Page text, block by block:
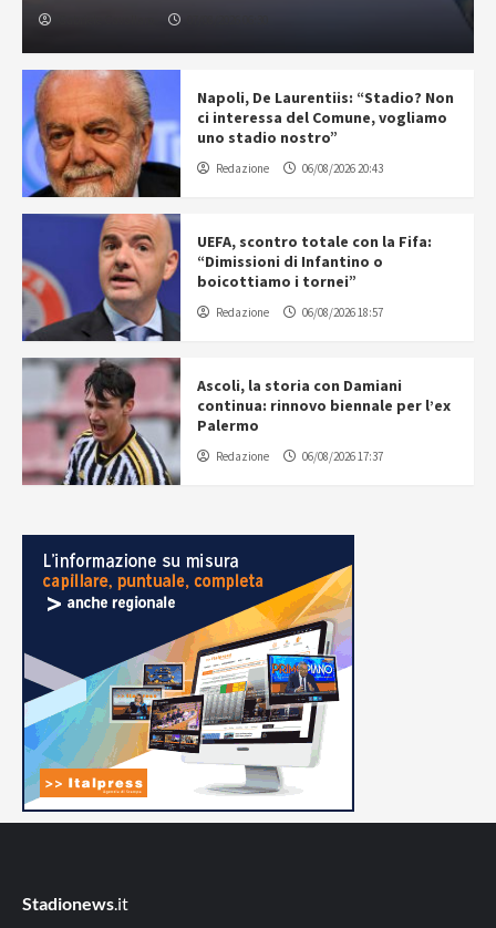
Napoli, De Laurentiis: “Stadio? Non
ci interessa del Comune, vogliamo
uno stadio nostro”
Redazione 06/08/2026 20:43
UEFA, scontro totale con la Fifa:
“Dimissioni di Infantino o
boicottiamo i tornei”
Redazione 06/08/2026 18:57
Ascoli, la storia con Damiani
continua: rinnovo biennale per l’ex
Palermo
Redazione 06/08/2026 17:37
Stadionews.it